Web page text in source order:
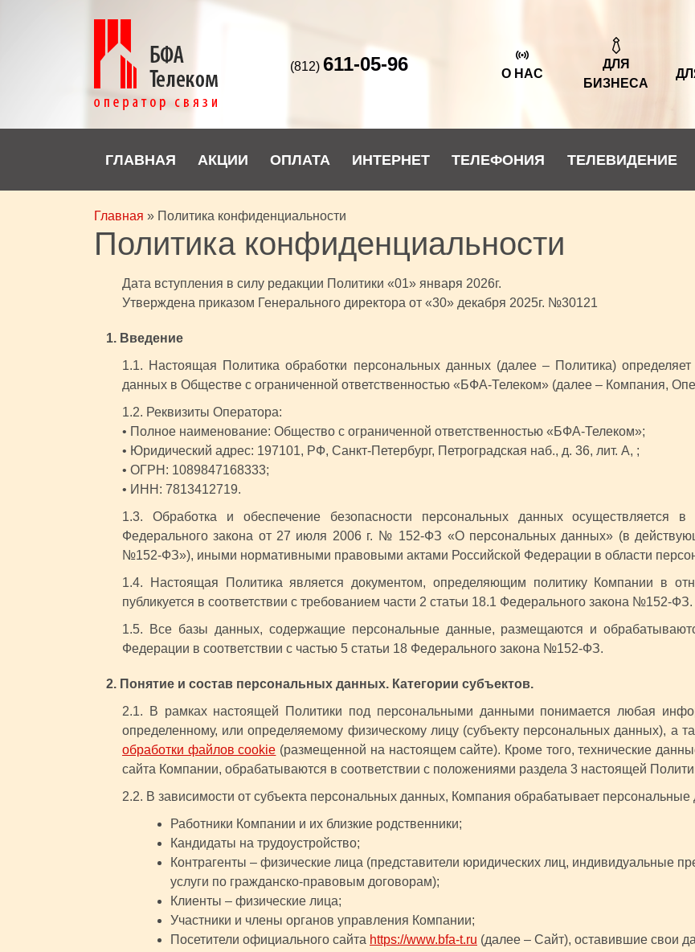
(812) 611-05-96 О НАС
ДЛЯ
БИЗНЕСА
ГЛАВНАЯ АКЦИИ ОПЛАТА ИНТЕРНЕТ ТЕЛЕФОНИЯ ТЕЛЕВИДЕНИЕ
Главная » Политика конфиденциальности
Политика конфиденциальности
Дата вступления в силу редакции Политики «01» января 2026г.
Утверждена приказом Генерального директора от «30» декабря 2025г. №30121
1. Введение
1.1. Настоящая Политика обработки персональных данных (далее – Политика)
данных в Обществе с ограниченной ответственностью «БФА-Телеком» (далее – Компания,
1.2. Реквизиты Оператора:
• Полное наименование: Общество с ограниченной ответственностью «БФА-Телеком»;
• Юридический адрес: 197101, РФ, Санкт-Петербург, Петроградская наб., д. 36, лит. А, ;
• ОГРН: 1089847168333;
• ИНН: 7813412719.
1.3. Обработка и обеспечение безопасности персональных данных осуществляется
Федерального закона от 27 июля 2006 г. № 152-ФЗ «О персональных данных» (в
№152-ФЗ»), иными нормативными правовыми актами Российской Федерации в области
1.4. Настоящая Политика является документом, определяющим политику Компании в
публикуется в соответствии с требованием части 2 статьи 18.1 Федерального закона №152-ФЗ.
1.5. Все базы данных, содержащие персональные данные, размещаются и
Федерации в соответствии с частью 5 статьи 18 Федерального закона №152‑ФЗ.
2. Понятие и состав персональных данных. Категории субъектов.
2.1. В рамках настоящей Политики под персональными данными понимается любая
определенному, или определяемому физическому лицу (субъекту персональных данных), а
обработки файлов cookie (размещенной на настоящем сайте). Кроме того, технические
сайта Компании, обрабатываются в соответствии с положениями раздела 3 настоящей
2.2. В зависимости от субъекта персональных данных, Компания обрабатывает
Работники Компании и их близкие родственники;
Кандидаты на трудоустройство;
Контрагенты – физические лица (представители юридических лиц, индивидуальные
услуги по гражданско-правовым договорам);
Клиенты – физические лица;
Участники и члены органов управления Компании;
Посетители официального сайта https://www.bfa-t.ru (далее – Сайт), оставившие свои